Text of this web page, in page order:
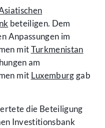
beteiligen. Dem
Anpassungen im
mitTurkmenistan
am
mit Luxemburg gab
die Beteiligung
Investitionsbank